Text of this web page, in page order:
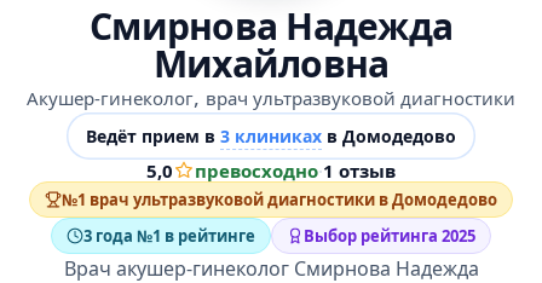
Смирнова Надежда
Михайловна
Акушер-гинеколог, врач ультразвуковой диагностики
Ведёт прием в 3 клиниках в Домодедово
5,0 превосходно·1 отзыв
№1 врач ультразвуковой диагностики в Домодедово
3 года №1 в рейтинге
Выбор рейтинга 2025
Врач акушер-гинеколог Смирнова Надежда